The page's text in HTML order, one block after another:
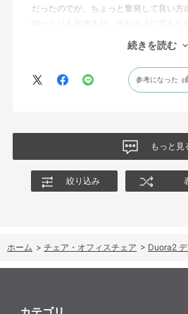
だったのでが、ちょっと奮発して良い方
ゆったりも出来るが、それ以上に背もた
ポートを突き出したり出来るので、モニ
が入っていて仕事をするにはすごく良い
続きを読む
参考になった
もっと見
絞り込み
ホーム > チェア・オフィスチェア > Duora2